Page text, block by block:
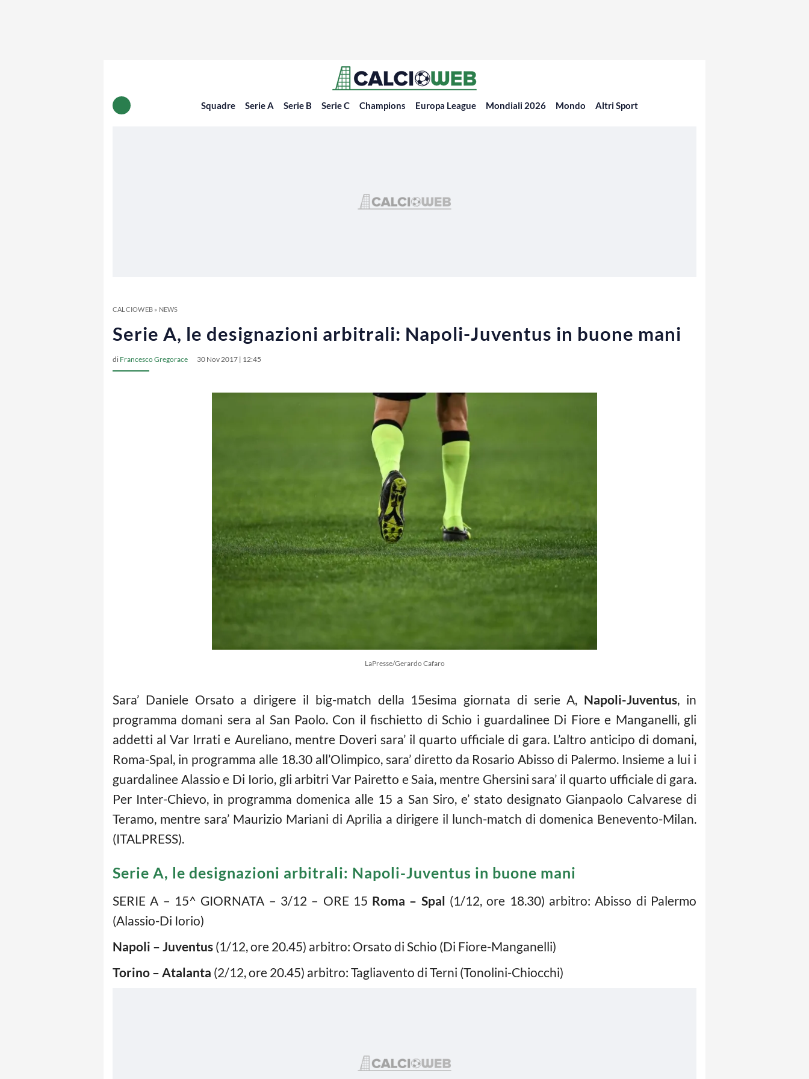
Squadre Serie A Serie B Serie C Champions Europa League Mondiali 2026 Mondo Altri Sport
CALCIOWEB» NEWS
Serie A, le designazioni arbitrali: Napoli-Juventus in buone mani
di Francesco Gregorace 30 Nov 2017 | 12:45
LaPresse/Gerardo Cafaro
Sara’ Daniele Orsato a dirigere il big-match della 15esima giornata di serie A, Napoli-Juventus, in
programma domani sera al San Paolo. Con il fischietto di Schio i guardalinee Di Fiore e Manganelli, gli
addetti al Var Irrati e Aureliano, mentre Doveri sara’ il quarto ufficiale di gara. L’altro anticipo di domani,
Roma-Spal, in programma alle 18.30 all’Olimpico, sara’ diretto da Rosario Abisso di Palermo. Insieme a lui i
guardalinee Alassio e Di Iorio, gli arbitri Var Pairetto e Saia, mentre Ghersini sara’ il quarto ufficiale di gara.
Per Inter-Chievo, in programma domenica alle 15 a San Siro, e’ stato designato Gianpaolo Calvarese di
Teramo, mentre sara’ Maurizio Mariani di Aprilia a dirigere il lunch-match di domenica Benevento-Milan.
(ITALPRESS).
Serie A, le designazioni arbitrali: Napoli-Juventus in buone mani
SERIE A – 15^ GIORNATA – 3/12 – ORE 15 Roma – Spal (1/12, ore 18.30) arbitro: Abisso di Palermo
(Alassio-Di Iorio)
Napoli – Juventus (1/12, ore 20.45) arbitro: Orsato di Schio (Di Fiore-Manganelli)
Torino – Atalanta (2/12, ore 20.45) arbitro: Tagliavento di Terni (Tonolini-Chiocchi)